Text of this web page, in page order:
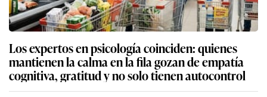
Los expertos en psicología coinciden: quienes
mantienen la calma en la fila gozan de empatía
cognitiva, gratitud y no solo tienen autocontrol